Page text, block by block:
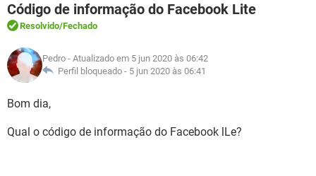
INSTAGRAM GMAIL
GUIA DE COMPRAS
OUTLOOK
INSTAGRAM
GUIA DE COMPRAS
JOGOS WHATSAPP
CELULAR
OUTLOOK EXCEL
INSTAGRAM
GUIA DE COMPRAS
FÓRUM
JOGOS
CELULAR FACEBOOK
GLOSSÁRIO
JOGOS
CELULAR
OUTLOOK EXCEL
Código de informação do Facebook Lite
Resolvido/Fechado
Pedro - Atualizado em 5 jun 2020 às 06:42
Perfil bloqueado - 5 jun 2020 às 06:41
Bom dia,
Qual o código de informação do Facebook lLe?